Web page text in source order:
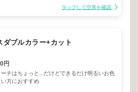
タップして空席を確認
ダブルカラー+カット
円
ーチはちょっと...だけどできるだけ明るいお色
い方におすすめ